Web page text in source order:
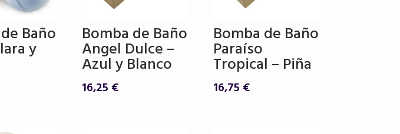
Baño
y
Bomba de Baño
Angel Dulce –
Azul y Blanco
16,25 €
Bomba de Baño
Paraíso
Tropical – Piña
16,75 €